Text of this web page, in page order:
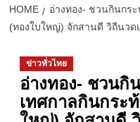
HOME
อ่างทอง- ชวนกินกร
(ทองใบใหญ่) จักสานดี วิถีนว
ข่าวทั่วไทย
อ่างทอง- ชวนกิ
เทศกาลกินกระ